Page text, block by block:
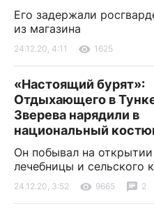
Его задержали
из магазина
24.12.20, 4:11 1625
«Настоящий бурят»:
Отдыхающего в
Зверева нарядили в
национальный
Он побывал на
лечебницы и сельского
24.12.20, 3:52 9665 2